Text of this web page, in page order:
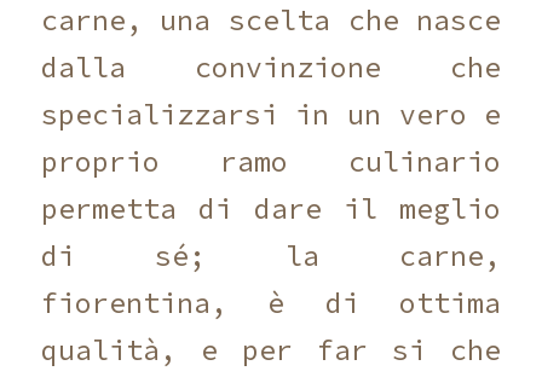
carne, una scelta che nasce
dalla convinzione che
specializzarsi in un vero e
proprio ramo culinario
permetta di dare il meglio
di sé; la carne,
fiorentina, è di ottima
qualità, e per far si che